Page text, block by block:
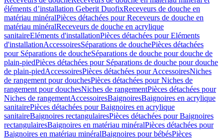
éléments d’installation Geberit DuofixReceveurs de douche en
matériau minéralPièces détachées pour Receveurs de douche en
matériau minéralReceveurs de douche en acrylique
sanitaireEléments d'installationPièces détachées pour Eléments
d'installationAccessoiresSéparations de douchePièces détachées
pour Séparations de doucheSéparations de douche pour douche de
plain-piedPièces détachées pour Séparations de douche pour douche
de plain-piedAccessoiresPièces détachées pour AccessoiresNiches
de rangement pour douchesPièces détachées pour Niches de
rangement pour douchesNiches de rangementPièces détachées pour
Niches de rangementAccessoiresBaignoiresBaignoires en acrylique
sanitairePièces détachées pour Baignoires en acrylique
sanitaireBaignoires rectangulairesPièces détachées pour Baignoires
rectangulairesBaignoires en matériau minéralPièces détachées pour
Baignoires en matériau minéralBaignoires pour bébésPièces